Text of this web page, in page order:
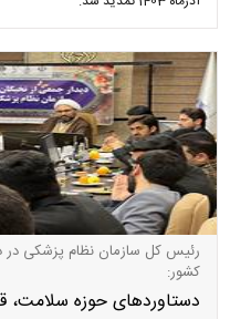
رئیس کل سازمان نظام پزشکی در
کشور:
دستاوردهای حوزه سلامت،